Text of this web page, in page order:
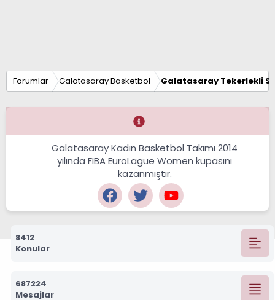
Forumlar Galatasaray Basketbol Galatasaray Tekerlekli
Galatasaray Kadın Basketbol Takımı 2014
yılında FIBA EuroLague Women kupasını
kazanmıştır.
8412
Konular
687224
Mesajlar